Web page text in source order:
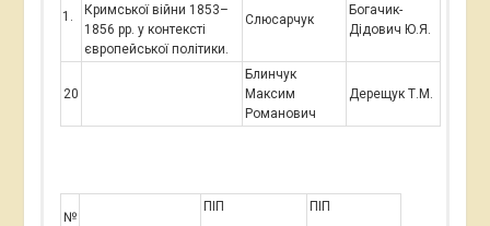
Кримської війни 1853–
1856 рр. у контексті
європейської політики.
Слюсарчук
Богачик-
Дідович Ю.Я.
20
Блинчук
Максим
Романович
Дерещук Т.М.
№
ПІП ПІП